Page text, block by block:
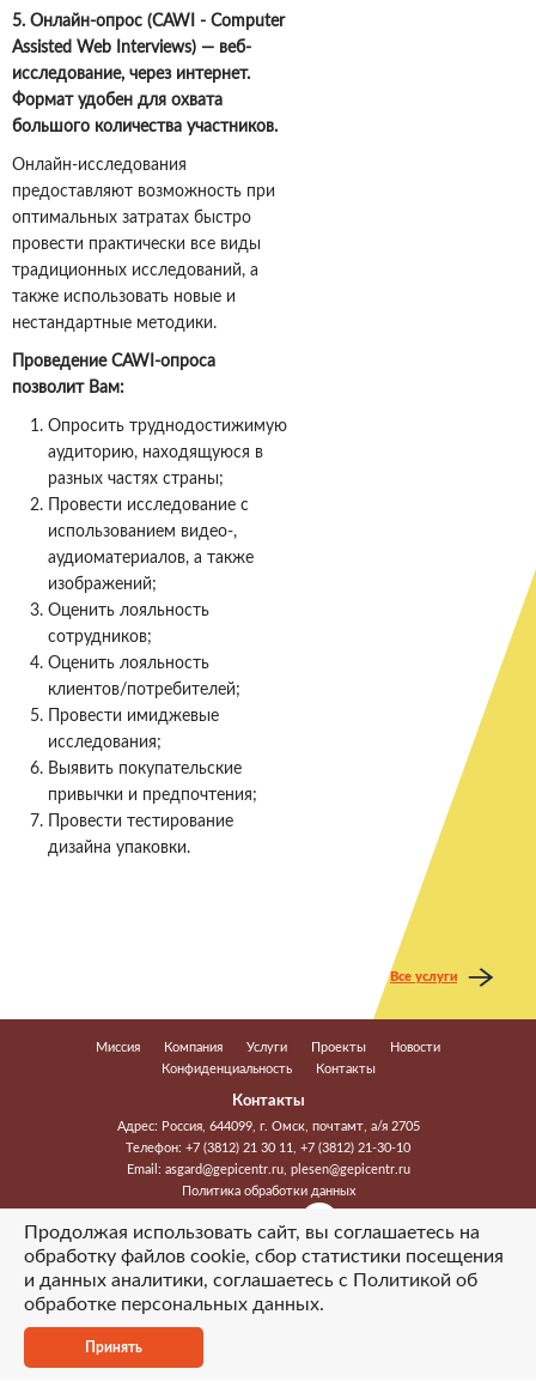
Основная
5. Онлайн-опрос (CAWI - Computer
Assisted Web Interviews) — веб-
исследование, через интернет.
Формат удобен для охвата
большого количества участников.
Онлайн-исследования
предоставляют возможность при
оптимальных затратах быстро
провести практически все виды
традиционных исследований, а
также использовать новые и
нестандартные методики.
Проведение CAWI -опроса
позволит Вам:
Опросить труднодостижимую
аудиторию, находящуюся в
разных частях страны;
Провести исследование с
использованием видео-,
аудиоматериалов, а также
изображений;
Оценить лояльность
сотрудников;
Оценить лояльность
клиентов/потребителей;
Провести имиджевые
исследования;
Выявить покупательские
привычки и предпочтения;
Провести тестирование
дизайна упаковки.
Все услуги
Миссия Компания Услуги Проекты
Новости
Конфиденциальность
Контакты
Контакты
Адрес: Россия, 644099, г. Омск, почтамт, а/я 2705
Телефон: +7 (3812) 21 30 11
+7 (3812) 21-30-10
Email: asgard@gepicentr.ru, plesen@gepicentr.ru
Политика обработки данных
2026 © ООО «Гэпицентр-2». Все права защищены
Создание сайта
Продолжая использовать сайт, вы соглашаетесь на
обработку файлов cookie, сбор статистики посещения
и данных аналитики, соглашаетесь с Политикой об
обработке персональных данных.
Принять